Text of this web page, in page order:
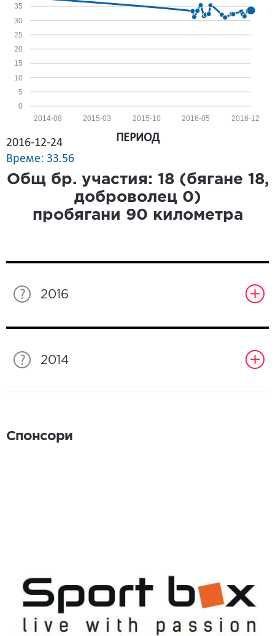
0
5
10
15
20
25
30
35
2016-12
2016-05
2015-10
2015-03
2014-08
2016-12-24
Време: 33.56
ПЕРИОД
Общ бр. участия: 18(бягане 18,
доброволец 0)
пробягани 90 километра
2016
2014
Спонсори